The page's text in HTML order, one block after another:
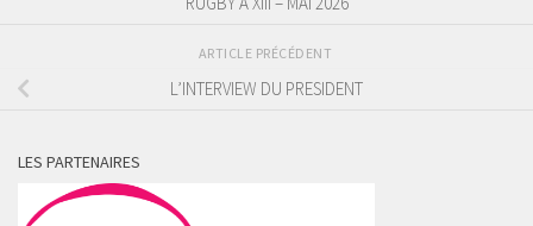
ARTICLE PRÉCÉDENT
L’INTERVIEW DU PRESIDENT
LES PARTENAIRES